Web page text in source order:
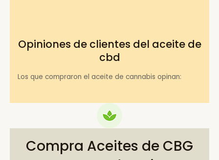
Opiniones de clientes del aceite de
cbd
Los que compraron el aceite de cannabis opinan:
Compra Aceites de CBG